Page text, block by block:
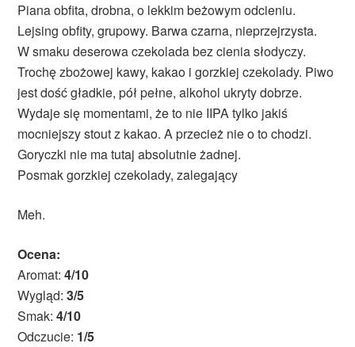
Piana obfita, drobna, o lekkim beżowym odcieniu.
Lejsing obfity, grupowy. Barwa czarna, nieprzejrzysta.
W smaku deserowa czekolada bez cienia słodyczy.
Trochę zbożowej kawy, kakao i gorzkiej czekolady. Piwo
jest dość gładkie, pół pełne, alkohol ukryty dobrze.
Wydaje się momentami, że to nie IIPA tylko jakiś
mocniejszy stout z kakao. A przecież nie o to chodzi.
Goryczki nie ma tutaj absolutnie żadnej.
Posmak gorzkiej czekolady, zalegający
Meh.
Ocena:
Aromat:4/10
Wygląd:3/5
Smak:4/10
Odczucie: 1/5